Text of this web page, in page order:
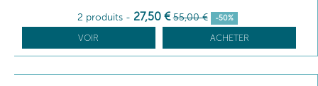
2 produits - 27,50 € 55,00 € -50%
VOIR ACHETER